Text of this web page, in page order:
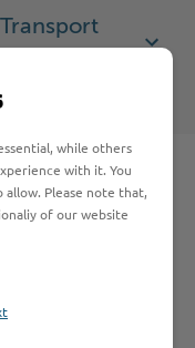
while others
with it. You
Please note that,
of our website